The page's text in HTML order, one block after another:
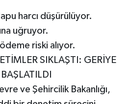
harcı düşürülüyor.
uğruyor.
ödeme riski alıyor.
SIKLAŞTI: GERİYE
ve Şehircilik Bakanlığı,